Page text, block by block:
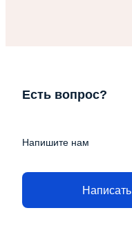
Есть вопрос?
Напишите нам
Написать